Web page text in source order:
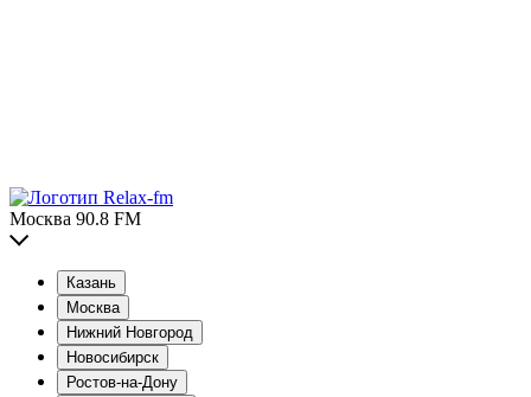
Москва 90.8 FM
Казань
Москва
Нижний Новгород
Новосибирск
Ростов-на-Дону